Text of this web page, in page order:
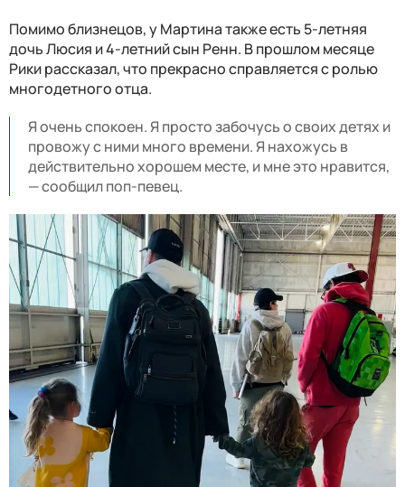
Помимо близнецов, у Мартина также есть 5-летняя
дочь Люсия и 4-летний сын Ренн. В прошлом месяце
Рики рассказал, что прекрасно справляется с ролью
многодетного отца.
Я очень спокоен. Я просто забочусь о своих детях и
провожу с ними много времени. Я нахожусь в
действительно хорошем месте, и мне это нравится,
— сообщил поп-певец.